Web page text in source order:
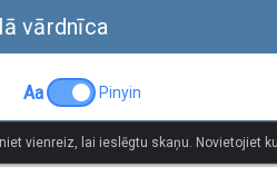
vārdnīca
Aa Pinyin
vienreiz, lai ieslēgtu skaņu. Novietojiet